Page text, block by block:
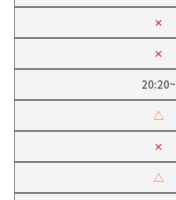
✕
✕
20:20~
△
✕
△